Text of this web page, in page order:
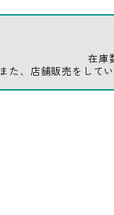
在庫
また、店舗販売をして